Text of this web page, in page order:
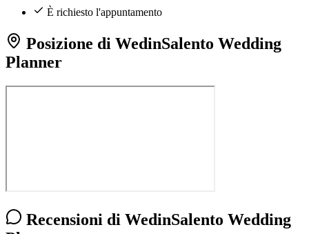
È richiesto l'appuntamento
Posizione di WedinSalento Wedding
Planner
Recensioni di WedinSalento Wedding